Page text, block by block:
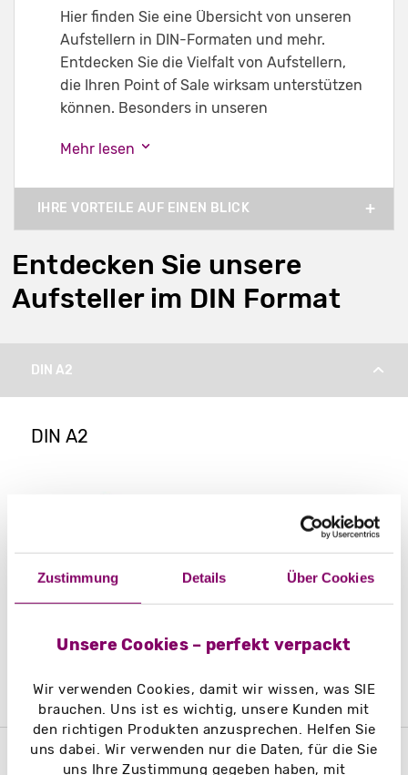
Zustimmung Details Über Cookies
Unsere Cookies – perfekt verpackt
Wir verwenden Cookies, damit wir wissen, was SIE
brauchen. Uns ist es wichtig, unsere Kunden mit
den richtigen Produkten anzusprechen. Helfen Sie
uns dabei. Wir verwenden nur die Daten, für die Sie
uns Ihre Zustimmung gegeben haben, mit
Hier finden Sie eine Übersicht von unseren
Aufstellern in DIN-Formaten und mehr.
Entdecken Sie die Vielfalt von Aufstellern,
die Ihren Point of Sale wirksam unterstützen
können. Besonders in unseren
Mehr lesen
IHRE VORTEILE AUF EINEN BLICK
Entdecken Sie unsere
Aufsteller im DIN Format
DIN A2
DIN A2
DIN A3